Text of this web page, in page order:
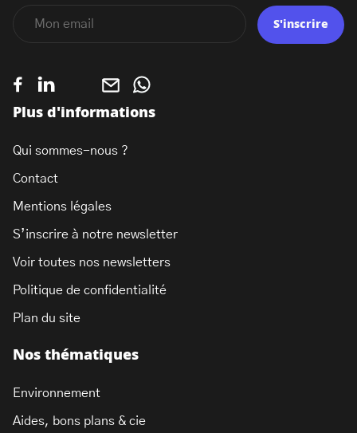
Nos thématiques
Environnement
Aides, bons plans & cie
Plus d'informations
Qui sommes-nous ?
Contact
Mentions légales
S’inscrire à notre newsletter
Voir toutes nos newsletters
Politique de confidentialité
Plan du site
S'inscrire